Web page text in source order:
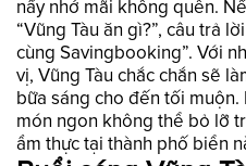
nấy nhớ mãi không quên.
“Vũng Tàu ăn gì?”, câu trả
cùng Savingbooking”. Với
vị, Vũng Tàu chắc chắn sẽ
bữa sáng cho đến tối
món ngon không thể bỏ lỡ
ẩm thực tại thành phố biển